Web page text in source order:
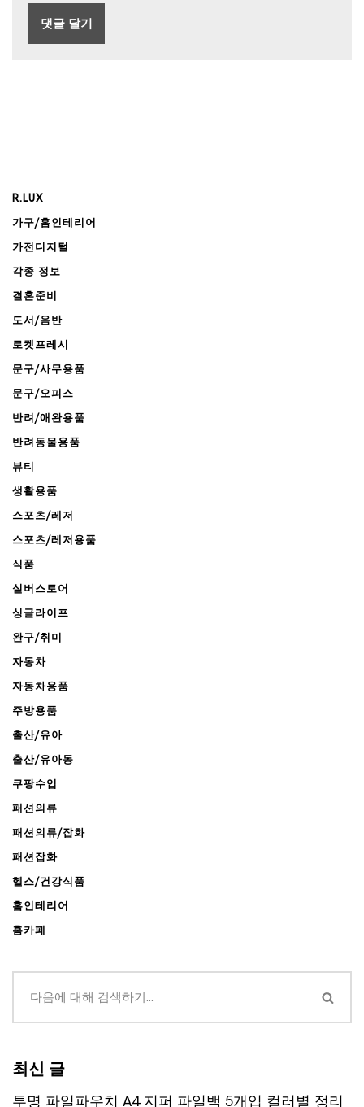
R.LUX
가구/홈인테리어
가전디지털
각종 정보
결혼준비
도서/음반
로켓프레시
문구/사무용품
문구/오피스
반려/애완용품
반려동물용품
뷰티
생활용품
스포츠/레저
스포츠/레저용품
식품
실버스토어
싱글라이프
완구/취미
자동차
자동차용품
주방용품
출산/유아
출산/유아동
쿠팡수입
패션의류
패션의류/잡화
패션잡화
헬스/건강식품
홈인테리어
홈카페
최신 글
투명 파일파우치 A4 지퍼 파일백 5개입 컬러별 정리